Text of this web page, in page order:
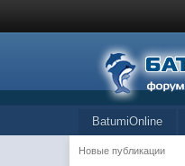
BatumiOnline
Новые публикации